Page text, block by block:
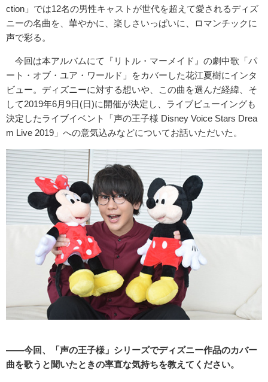
ction」では12名の男性キャストが世代を超えて愛されるディズ
ニーの名曲を、華やかに、楽しさいっぱいに、ロマンチックに
声で彩る。
今回は本アルバムにて『リトル・マーメイド』の劇中歌「パ
ート・オブ・ユア・ワールド」をカバーした花江夏樹にインタ
ビュー。ディズニーに対する想いや、この曲を選んだ経緯、そ
して2019年6月9日(日)に開催が決定し、ライブビューイングも
決定したライブイベント「声の王子様 Disney Voice Stars Drea
m Live 2019」への意気込みなどについてお話いただいた。
――今回、「声の王子様」シリーズでディズニー作品のカバー
曲を歌うと聞いたときの率直な気持ちを教えてください。